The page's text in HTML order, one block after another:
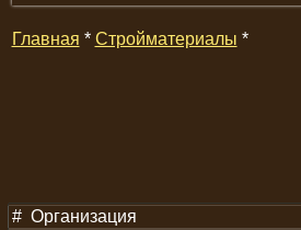
Главная * Стройматериалы *
# Организация